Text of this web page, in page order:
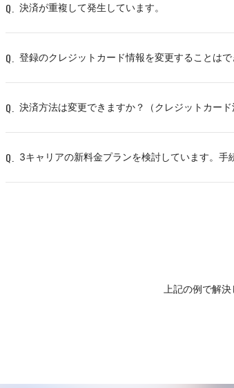
Q. 決済が重複して発生しています。
Q. 登録のクレジットカード情報を変更することはで
Q. 決済方法は変更できますか？（クレジットカー
Q. 3キャリアの新料金プランを検討しています。手
上記の例で解